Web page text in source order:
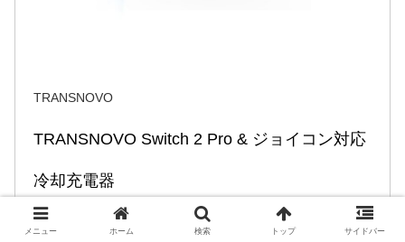
TRANSNOVO
TRANSNOVO Switch 2 Pro & ジョイコン対応
冷却充電器
NS2-CG04
メニュー ホーム 検索 トップ サイドバー